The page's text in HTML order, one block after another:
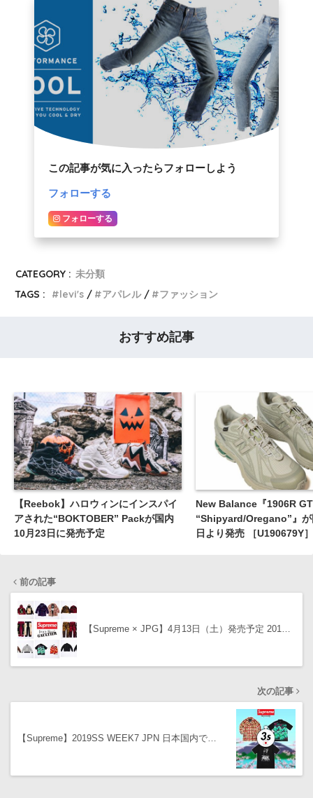
この記事が気に入ったらフォローしよう
フォローする
フォローする
CATEGORY : 未分類
TAGS :
levi's アパレル ファッション
おすすめ記事
【Reebok】ハロウィンにインスパイ
アされた“BOKTOBER” Packが国内
10月23日に発売予定
New Balance『1906R
“Shipyard/Oregano”』
日より発売 ［U190679Y］
前の記事
【Supreme × JPG】4月13日（土）発売予定 201…
次の記事
【Supreme】2019SS WEEK7 JPN 日本国内で…